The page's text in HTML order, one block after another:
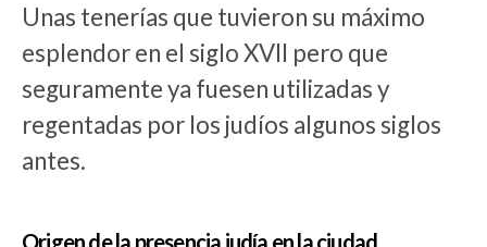
Unas tenerías que tuvieron su máximo
esplendor en el siglo XVII pero que
seguramente ya fuesen utilizadas y
regentadas por los judíos algunos siglos
antes.
Origen de la presencia judía en la ciudad